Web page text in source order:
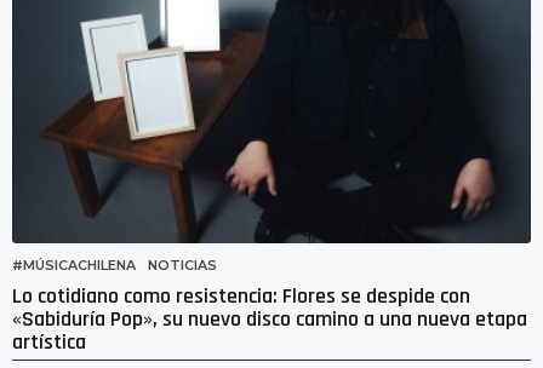
#MÚSICACHILENA ,NOTICIAS
Lo cotidiano como resistencia: Flores se despide con
«Sabiduría Pop», su nuevo disco camino a una nueva etapa
artística